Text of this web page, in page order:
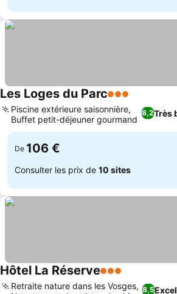
Les Loges du Parc3 Étoiles
8,2Très
Piscine extérieure saisonnière,
Buffet petit-déjeuner gourmand
De 106 €
Consulter les prix de 10 sites
Hôtel La Réserve3 Étoiles
8,5
Retraite nature dans les Vosges,